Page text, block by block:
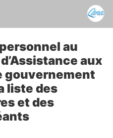
au
aux
gouvernement
liste des
et des